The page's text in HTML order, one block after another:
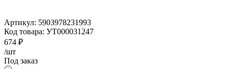
Артикул: 5903978231993
Код товара: УТ000031247
674 ₽
/шт
Под заказ